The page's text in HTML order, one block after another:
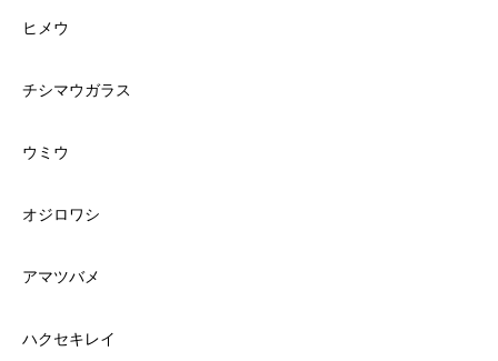
ヒメウ
チシマウガラス
ウミウ
オジロワシ
アマツバメ
ハクセキレイ